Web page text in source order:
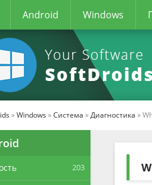
Android Windows
»Windows »Система »Диагностика »
203